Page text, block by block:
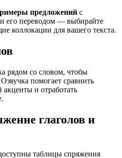
предложений с
его переводом — выбирайте
коллокации для вашего текста.
рядом со словом, чтобы
помогает сравнить
и отработать
глаголов и
таблицы спряжения